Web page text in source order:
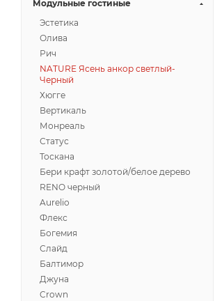
Модульные гостиные
Эстетика
Олива
Рич
NATURE Ясень анкор светлый-
Черный
Хюгге
Вертикаль
Монреаль
Статус
Тоскана
Бери крафт золотой/белое дерево
RENO черный
Aurelio
Флекс
Богемия
Слайд
Балтимор
Джуна
Crown